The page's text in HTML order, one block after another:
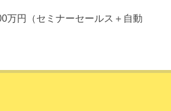
万円（セミナーセールス＋自動